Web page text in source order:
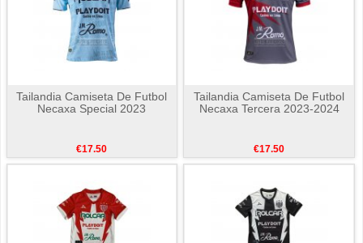
Tailandia Camiseta De Futbol
Necaxa Special 2023
€17.50
Tailandia Camiseta De Futbol
Necaxa Tercera 2023-2024
€17.50